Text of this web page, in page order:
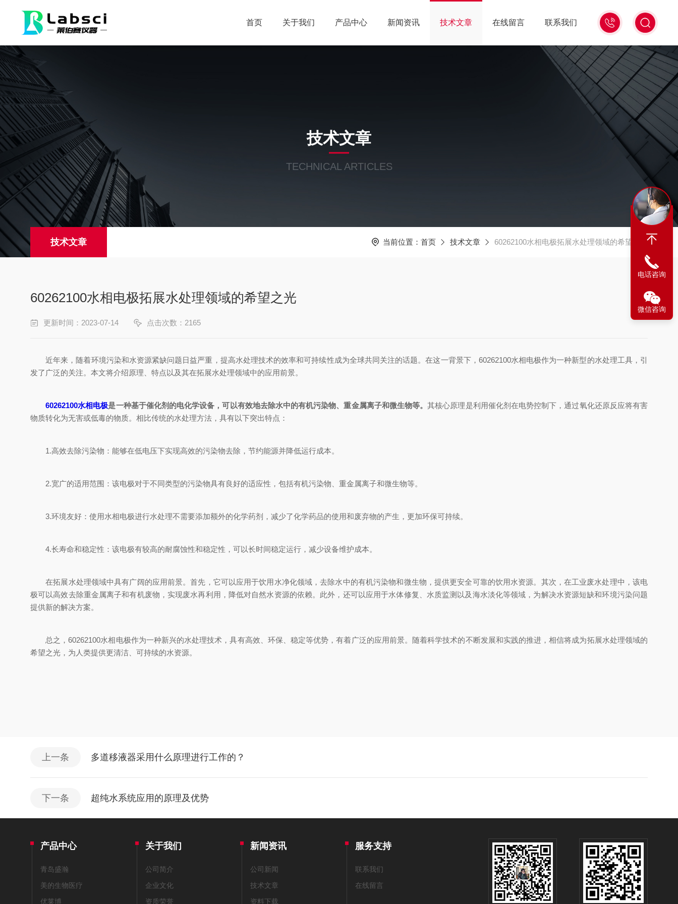
0571-
86939987
首页 关于我们 产品中心 新闻资讯 技术文章 在线留言 联系我们
技术文章
TECHNICAL ARTICLES
技术文章 当前位置： 首页 技术文章 60262100水相电极拓展水处理领域的希望之光
60262100水相电极拓展水处理领域的希望之光
更新时间：2023-07-14 点击次数：2165
近年来，随着环境污染和水资源紧缺问题日益严重，提高水处理技术的效率和可持续性成为全球共同关注的话题。在这一背景下，60262100水相电极作为一种新型的水处理工具，引
发了广泛的关注。本文将介绍原理、特点以及其在拓展水处理领域中的应用前景。
60262100水相电极是一种基于催化剂的电化学设备，可以有效地去除水中的有机污染物、重金属离子和微生物等。其核心原理是利用催化剂在电势控制下，通过氧化还原反应将有害
物质转化为无害或低毒的物质。相比传统的水处理方法，具有以下突出特点：
1.高效去除污染物：能够在低电压下实现高效的污染物去除，节约能源并降低运行成本。
2.宽广的适用范围：该电极对于不同类型的污染物具有良好的适应性，包括有机污染物、重金属离子和微生物等。
3.环境友好：使用水相电极进行水处理不需要添加额外的化学药剂，减少了化学药品的使用和废弃物的产生，更加环保可持续。
4.长寿命和稳定性：该电极有较高的耐腐蚀性和稳定性，可以长时间稳定运行，减少设备维护成本。
在拓展水处理领域中具有广阔的应用前景。首先，它可以应用于饮用水净化领域，去除水中的有机污染物和微生物，提供更安全可靠的饮用水资源。其次，在工业废水处理中，该电
极可以高效去除重金属离子和有机废物，实现废水再利用，降低对自然水资源的依赖。此外，还可以应用于水体修复、水质监测以及海水淡化等领域，为解决水资源短缺和环境污染问题
提供新的解决方案。
总之，60262100水相电极作为一种新兴的水处理技术，具有高效、环保、稳定等优势，有着广泛的应用前景。随着科学技术的不断发展和实践的推进，相信将成为拓展水处理领域的
希望之光，为人类提供更清洁、可持续的水资源。
上一条 多道移液器采用什么原理进行工作的？
下一条 超纯水系统应用的原理及优势
产品中心
青岛盛瀚
美的生物医疗
优莱博
关于我们
公司简介
企业文化
资质荣誉
新闻资讯
公司新闻
技术文章
资料下载
服务支持
联系我们
在线留言
电话咨询
微信咨询